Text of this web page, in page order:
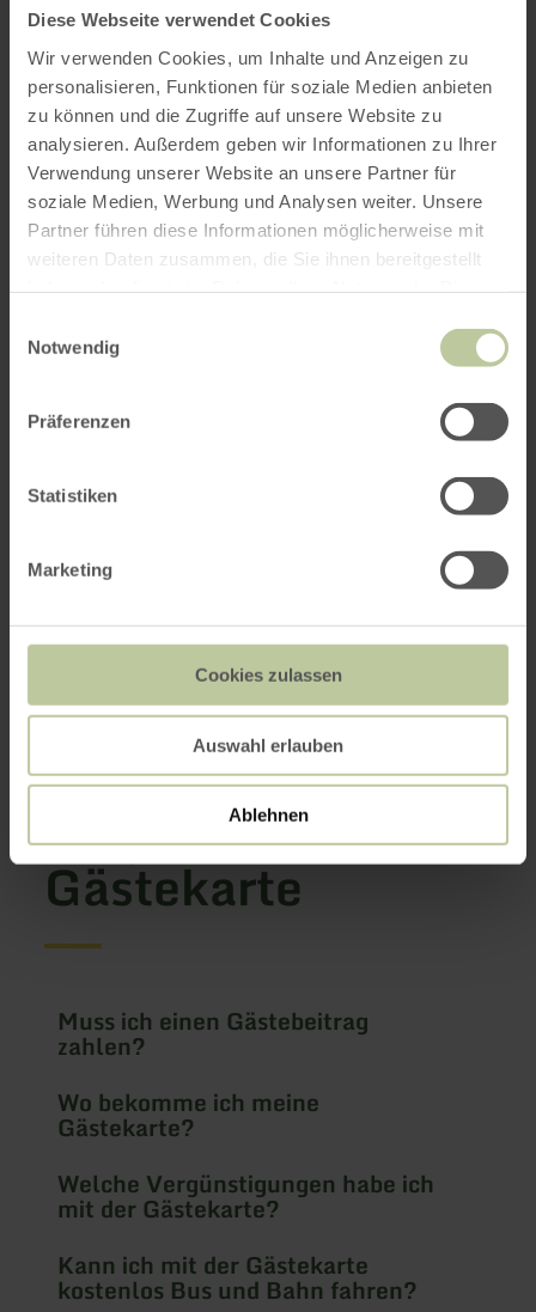
Diese Webseite verwendet Cookies
Wir verwenden Cookies, um Inhalte und Anzeigen zu
personalisieren, Funktionen für soziale Medien anbieten
zu können und die Zugriffe auf unsere Website zu
analysieren. Außerdem geben wir Informationen zu Ihrer
Verwendung unserer Website an unsere Partner für
soziale Medien, Werbung und Analysen weiter. Unsere
Partner führen diese Informationen möglicherweise mit
weiteren Daten zusammen, die Sie ihnen bereitgestellt
Notwendig
Präferenzen
Statistiken
Marketing
Cookies zulassen
Auswahl erlauben
Ablehnen
benutzt du dein VRT-Gäste-Ticket)
✓ Geführte Wanderungen
✓ Freizeit- & Familienerlebnisse
✓ Kultur & Sehenswürdigkeiten
✓ Kulinarik
✓ Dein nächster Urlaub
Zum digitalen Couponheft
FAQs zur
Gästekarte
Muss ich einen Gästebeitrag
zahlen?
Wo bekomme ich meine
Gästekarte?
Welche Vergünstigungen habe ich
mit der Gästekarte?
Kann ich mit der Gästekarte
kostenlos Bus und Bahn fahren?